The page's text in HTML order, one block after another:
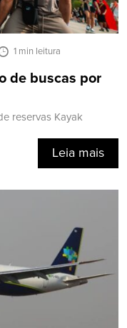
1 min leitura
de buscas por
reservas Kayak
Leia mais